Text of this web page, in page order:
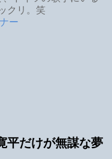
クリ。笑
ー
平だけが無謀な夢